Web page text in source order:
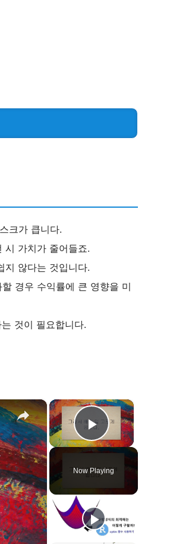
크가 큽니다.
시 가치가 줄어들죠.
지 않다는 것입니다.
경우 수익률에 큰 영향을 미
것이 필요합니다.
×
Play Video
Now Playing
×